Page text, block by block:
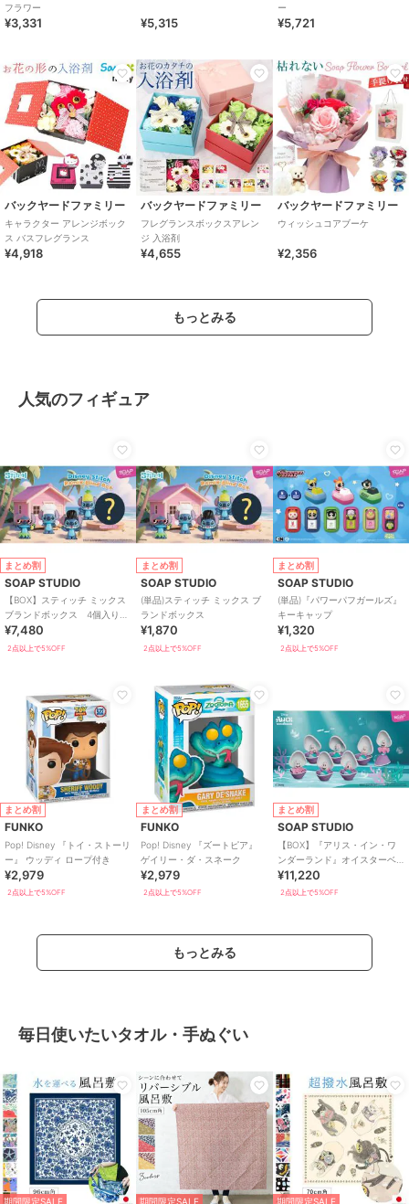
フラワー
¥3,331 ¥5,315
ー
¥5,721
バックヤードファミリー
キャラクター アレンジボック
ス バスフレグランス
¥4,918
バックヤードファミリー
フレグランスボックスアレン
ジ 入浴剤
¥4,655
バックヤードファミリー
ウィッシュコアブーケ
¥2,356
もっとみる
人気のフィギュア
まとめ割
SOAP STUDIO
【BOX】スティッチ ミックス
ブランドボックス 4個入り
BOX
¥7,480
2点以上で5%OFF
まとめ割
SOAP STUDIO
(単品)スティッチ ミックス ブ
ランドボックス
¥1,870
2点以上で5%OFF
まとめ割
SOAP STUDIO
(単品)『パワーパフガールズ』
キーキャップ
¥1,320
2点以上で5%OFF
まとめ割
FUNKO
Pop! Disney 『トイ・ストーリ
ー』 ウッディ ロープ付き
¥2,979
2点以上で5%OFF
まとめ割
FUNKO
Pop! Disney 『ズートピア』
ゲイリー・ダ・スネーク
¥2,979
2点以上で5%OFF
まとめ割
SOAP STUDIO
【BOX】『アリス・イン・ワ
ンダーランド』オイスターベ
ビー BOX6個入り
¥11,220
2点以上で5%OFF
もっとみる
毎日使いたいタオル・手ぬぐい
期間限定SALE 期間限定SALE 期間限定SALE